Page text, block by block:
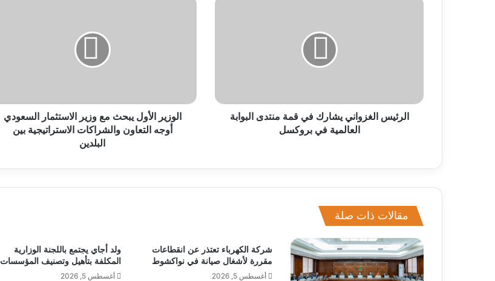
الرئيس الغزواني يشارك في قمة منتدى البوابة
العالمية في بروكسل
الوزير الأول يبحث مع وزير الاستثمار السعودي
أوجه التعاون والشراكات الاستراتيجية بين
البلدين
مقالات ذات صلة
شركة الكهرباء تعتذر عن انقطاعات
مقررة لأشغال صيانة في نواكشوط
أغسطس 5, 2026
ولد أجاي يجتمع باللجنة الوزارية
المكلفة بتأهيل وتصنيف المؤسسات
أغسطس 5, 2026